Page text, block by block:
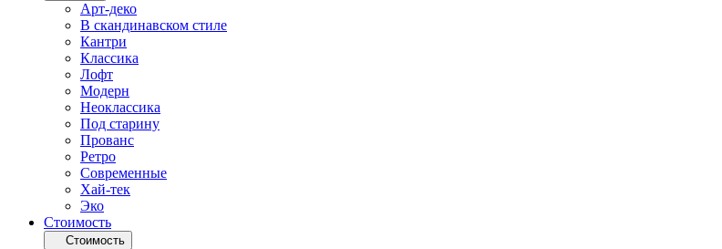
Арт-деко
В скандинавском стиле
Кантри
Классика
Лофт
Модерн
Неоклассика
Под старину
Прованс
Ретро
Современные
Хай-тек
Эко
Стоимость
Стоимость